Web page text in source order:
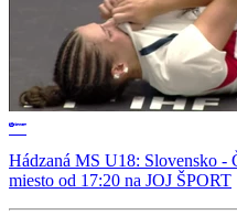
Hádzaná MS U18: Slovensko -
miesto od 17:20 na JOJ ŠPORT